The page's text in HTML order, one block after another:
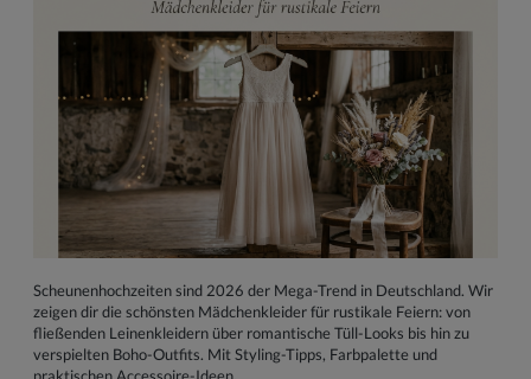
Scheunenhochzeiten sind 2026 der Mega-Trend in Deutschland. Wir
zeigen dir die schönsten Mädchenkleider für rustikale Feiern: von
fließenden Leinenkleidern über romantische Tüll-Looks bis hin zu
verspielten Boho-Outfits. Mit Styling-Tipps, Farbpalette und